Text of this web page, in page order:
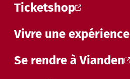
Ticketshop
Vivre une expérience
Se rendre à Vianden